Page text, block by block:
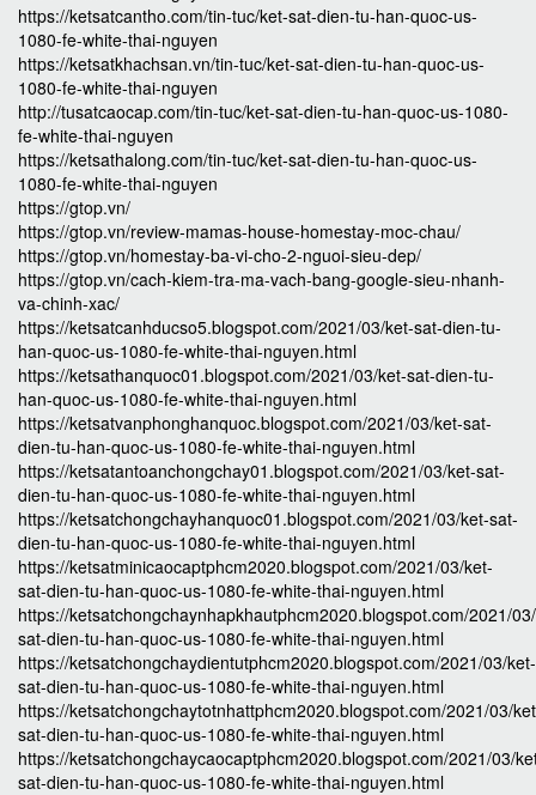
https://ketsatcantho.com/tin-tuc/ket-sat-dien-tu-han-quoc-us-
1080-fe-white-thai-nguyen
https://ketsatkhachsan.vn/tin-tuc/ket-sat-dien-tu-han-quoc-us-
1080-fe-white-thai-nguyen
http://tusatcaocap.com/tin-tuc/ket-sat-dien-tu-han-quoc-us-1080-
fe-white-thai-nguyen
https://ketsathalong.com/tin-tuc/ket-sat-dien-tu-han-quoc-us-
1080-fe-white-thai-nguyen
https://gtop.vn/
https://gtop.vn/review-mamas-house-homestay-moc-chau/
https://gtop.vn/homestay-ba-vi-cho-2-nguoi-sieu-dep/
https://gtop.vn/cach-kiem-tra-ma-vach-bang-google-sieu-nhanh-
va-chinh-xac/
https://ketsatcanhducso5.blogspot.com/2021/03/ket-sat-dien-tu-
han-quoc-us-1080-fe-white-thai-nguyen.html
https://ketsathanquoc01.blogspot.com/2021/03/ket-sat-dien-tu-
han-quoc-us-1080-fe-white-thai-nguyen.html
https://ketsatvanphonghanquoc.blogspot.com/2021/03/ket-sat-
dien-tu-han-quoc-us-1080-fe-white-thai-nguyen.html
https://ketsatantoanchongchay01.blogspot.com/2021/03/ket-sat-
dien-tu-han-quoc-us-1080-fe-white-thai-nguyen.html
https://ketsatchongchayhanquoc01.blogspot.com/2021/03/ket-sat-
dien-tu-han-quoc-us-1080-fe-white-thai-nguyen.html
https://ketsatminicaocaptphcm2020.blogspot.com/2021/03/ket-
sat-dien-tu-han-quoc-us-1080-fe-white-thai-nguyen.html
https://ketsatchongchaynhapkhautphcm2020.blogspot.com/2021/
sat-dien-tu-han-quoc-us-1080-fe-white-thai-nguyen.html
https://ketsatchongchaydientutphcm2020.blogspot.com/2021/03/ket-
sat-dien-tu-han-quoc-us-1080-fe-white-thai-nguyen.html
https://ketsatchongchaytotnhattphcm2020.blogspot.com/2021/03/
sat-dien-tu-han-quoc-us-1080-fe-white-thai-nguyen.html
https://ketsatchongchaycaocaptphcm2020.blogspot.com/2021/03/
sat-dien-tu-han-quoc-us-1080-fe-white-thai-nguyen.html